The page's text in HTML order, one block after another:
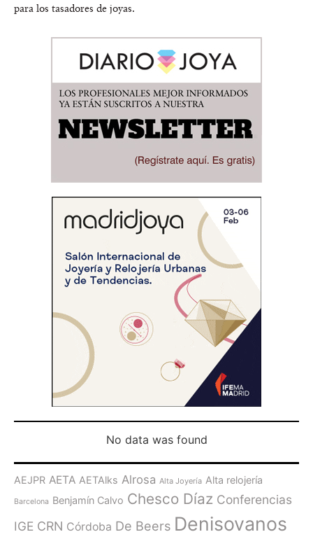
para los tasadores de joyas.
No data was found
AEJPR AETA AETAlks Alrosa Alta Joyería Alta relojería
Barcelona Benjamín Calvo Chesco Díaz Conferencias
IGE CRN Córdoba De Beers Denisovanos